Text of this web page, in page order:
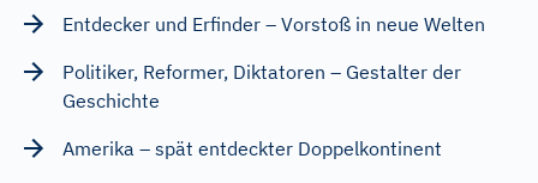
Entdecker und Erfinder – Vorstoß in neue Welten
Politiker, Reformer, Diktatoren – Gestalter der
Geschichte
Amerika – spät entdeckter Doppelkontinent